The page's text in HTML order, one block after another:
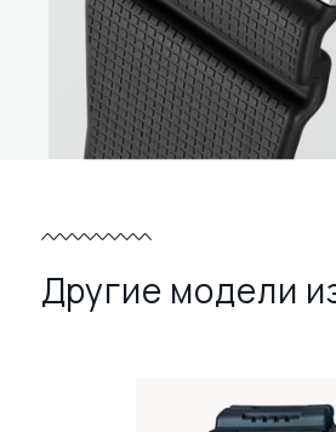
Другие модели